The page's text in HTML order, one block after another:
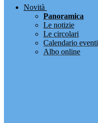
Novità
Panoramica
Le notizie
Le circolari
Calendario eventi
Albo online